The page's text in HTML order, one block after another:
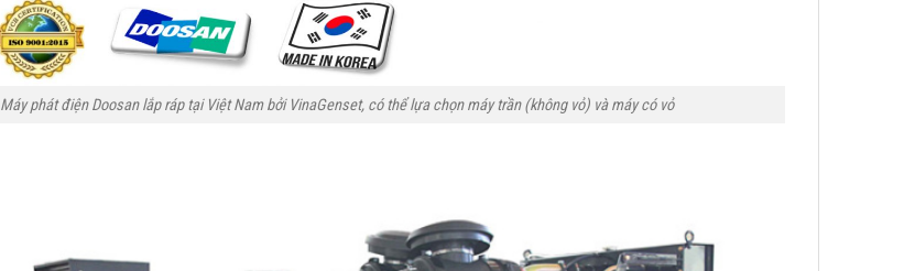
Máy phát điện Doosan lắp ráp tại Việt Nam bởi VinaGenset, có thể lựa chọn máy trần (không vỏ) và máy có vỏ